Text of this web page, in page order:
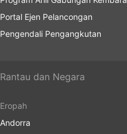
Portal Ejen Pelancongan
Pengendali Pengangkutan
Rantau dan Negara
Eropah
Andorra